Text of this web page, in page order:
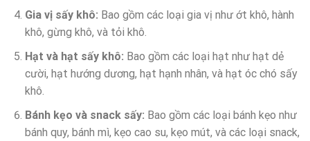
Gia vị sấy khô: Bao gồm các loại gia vị như ớt khô, hành
khô, gừng khô, và tỏi khô.
Hạt và hạt sấy khô: Bao gồm các loại hạt như hạt dẻ
cười, hạt hướng dương, hạt hạnh nhân, và hạt óc chó sấy
khô.
Bánh kẹo và snack sấy: Bao gồm các loại bánh kẹo như
bánh quy, bánh mì, kẹo cao su, kẹo mút, và các loại snack,